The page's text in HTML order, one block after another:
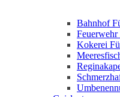
Bahnhof
Feuerwehr
Kokerei